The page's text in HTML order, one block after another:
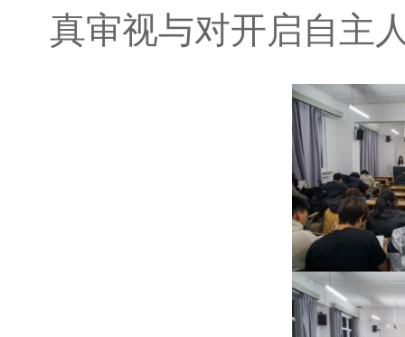
真审视与对开启自主